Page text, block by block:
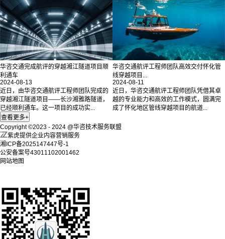
华咨交通完成航评的穿越湘江隧道项目顺
利通车
2024-08-13
近日，由华咨交通航评工程师团队完成的
穿越湘江隧道项目——长沙湘雅路隧道，
已经顺利通车。这一项目的成功实...
华咨交通航评工程师团队高效交付怀化管
线穿越项目...
2024-08-11
近日，华咨交通航评工程师团队凭借其卓
越的专业能力和高效的工作模式，圆满完
成了怀化地区管线穿越项目的航道...
Copyright ©2023 - 2024 @华咨技术服务联盟
紫虎提供企业内容营销服务
湘ICP备2025147447号-1
公安备案号43011102001462
网站地图